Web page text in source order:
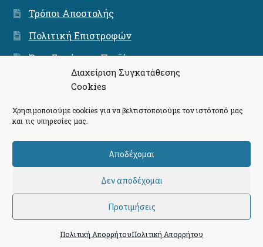
Διαχείριση Συγκατάθεσης
Cookies
Χρησιμοποιούμε cookies για να βελτιστοποιούμε τον ιστότοπό μας
και τις υπηρεσίες μας.
Αποδέχομαι
Δεν αποδέχομαι
Προτιμήσεις
Πολιτική ΑπορρήτουΠολιτική Απορρήτου
Τρόποι Αποστολής
Πολιτική Επιστροφών
Όροι Εγγύησης Προϊόντων
Ασφάλεια Συνναλαγών
© Community - The Press Project 2026
Πολιτική Απορρήτου
Δημιουργημένο με το